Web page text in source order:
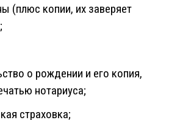
(плюс копии, их заверяет
о рождении и его копия,
нотариуса;
страховка;